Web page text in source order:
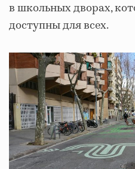
в школьных дворах,
доступны для всех.